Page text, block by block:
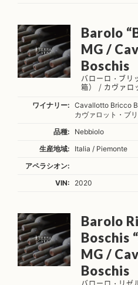
Barolo
MG /
Boschis
バローロ・ブリ
箱） / カヴァロ
ワイナリー:
Cavallotto Bricco
カヴァロット・ブ
品種:
Nebbiolo
生産地域:
Italia / Piemonte
アペラシオン:
VIN:
2020
Barolo
Boschis
MG /
Boschis